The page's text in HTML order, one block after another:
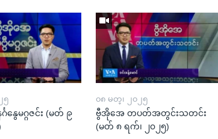
၅
နွေမဂ္ဂဇင်း (မတ် ၉
၀၈ မတ္၊ ၂၀၂၅
ဗွီအိုအေ တပတ်အတွင်းသတင်း
(မတ် ၈ ရက်၊ ၂၀၂၅)